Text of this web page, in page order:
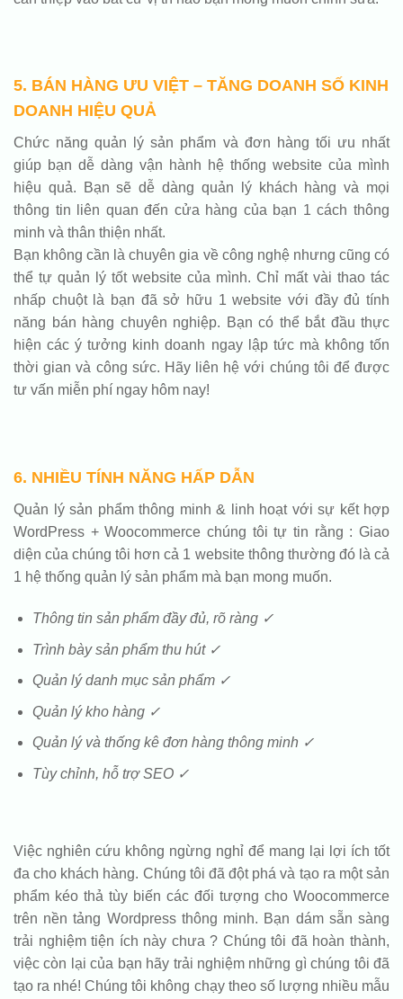
5. BÁN HÀNG ƯU VIỆT – TĂNG DOANH SỐ KINH
DOANH HIỆU QUẢ
Chức năng quản lý sản phẩm và đơn hàng tối ưu nhất
giúp bạn dễ dàng vận hành hệ thống website của mình
hiệu quả. Bạn sẽ dễ dàng quản lý khách hàng và mọi
thông tin liên quan đến cửa hàng của bạn 1 cách thông
minh và thân thiện nhất.
Bạn không cần là chuyên gia về công nghệ nhưng cũng có
thể tự quản lý tốt website của mình. Chỉ mất vài thao tác
nhấp chuột là bạn đã sở hữu 1 website với đầy đủ tính
năng bán hàng chuyên nghiệp. Bạn có thể bắt đầu thực
hiện các ý tưởng kinh doanh ngay lập tức mà không tốn
thời gian và công sức. Hãy liên hệ với chúng tôi để được
tư vấn miễn phí ngay hôm nay!
6. NHIỀU TÍNH NĂNG HẤP DẪN
Quản lý sản phẩm thông minh & linh hoạt với sự kết hợp
WordPress + Woocommerce chúng tôi tự tin rằng : Giao
diện của chúng tôi hơn cả 1 website thông thường đó là cả
1 hệ thống quản lý sản phẩm mà bạn mong muốn.
Thông tin sản phẩm đầy đủ, rõ ràng ✓
Trình bày sản phẩm thu hút ✓
Quản lý danh mục sản phẩm ✓
Quản lý kho hàng ✓
Quản lý và thống kê đơn hàng thông minh ✓
Tùy chỉnh, hỗ trợ SEO ✓
Việc nghiên cứu không ngừng nghỉ để mang lại lợi ích tốt
đa cho khách hàng. Chúng tôi đã đột phá và tạo ra một sản
phẩm kéo thả tùy biến các đối tượng cho Woocommerce
trên nền tảng Wordpress thông minh. Bạn dám sẵn sàng
trải nghiệm tiện ích này chưa ? Chúng tôi đã hoàn thành,
việc còn lại của bạn hãy trải nghiệm những gì chúng tôi đã
tạo ra nhé! Chúng tôi không chạy theo số lượng nhiều mẫu